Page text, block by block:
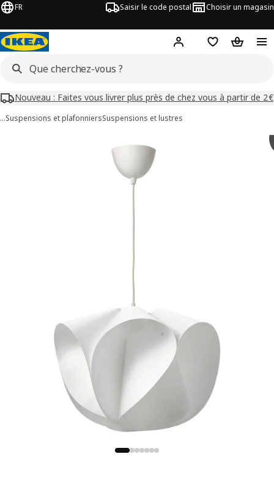
FR Saisir le code postal Choisir un magasin
Mon compteFavorisPanier
Nouveau : Faites vous livrer plus près de chez vous à partir de 2€
…Suspensions et plafonniersSuspensions et lustres
de BÄCKNATE / HAVSDJUP